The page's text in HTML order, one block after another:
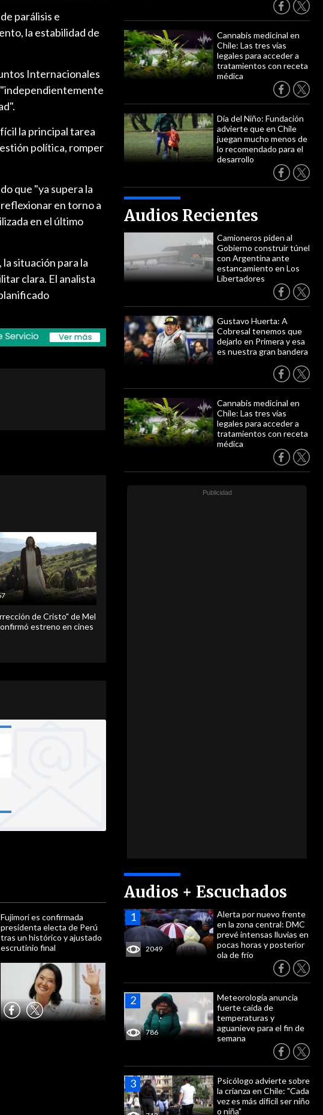
Cannabis medicinal en
Chile: Las tres vías
legales para acceder a
tratamientos con receta
médica
Día del Niño: Fundación
advierte que en Chile
juegan mucho menos de
lo recomendado para el
desarrollo
Audios Recientes
Camioneros piden al
Gobierno construir túnel
con Argentina ante
estancamiento en Los
Libertadores
Gustavo Huerta: A
Cobresal tenemos que
dejarlo en Primera y esa
es nuestra gran bandera
Cannabis medicinal en
Chile: Las tres vías
legales para acceder a
tratamientos con receta
médica
Audios + Escuchados
2049
Alerta por nuevo frente
en la zona central: DMC
prevé intensas lluvias en
pocas horas y posterior
ola de frío
786
Meteorología anuncia
fuerte caída de
temperaturas y
aguanieve para el fin de
semana
Psicólogo advierte sobre
la crianza en Chile: "Cada
vez es más difícil ser niño
o niña"
parálisis e
la estabilidad de
Internacionales
"independientemente
la principal tarea
política, romper
que "ya supera la
en torno a
en el último
situación para la
clara. El analista
de Cristo" de Mel
estreno en cines
Fujimori es confirmada
presidenta electa de Perú
tras un histórico y ajustado
escrutinio final